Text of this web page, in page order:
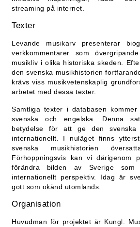
streaming på internet.
Texter
Levande musikarv presenterar
verkkommentarer som
musikliv i olika historiska skeden.
den svenska musikhistorien
krävs viss musikvetenskaplig
arbetet med dessa texter.
Samtliga texter i databasen
svenska och engelska. Denna
betydelse för att ge den svenska
internationellt. I nuläget finns
svenska musikhistorien
Förhoppningsvis kan vi
förändra bilden av Sverige
internationellt perspektiv. Idag är
gott som okänd utomlands.
Organisation
Huvudman för projektet är Kungl.